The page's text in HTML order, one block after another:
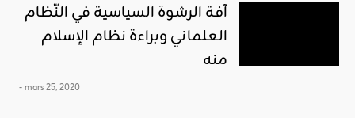
آفة الرشوة السياسية في النّظام
العلماني وبراءة نظام الإسلام
منه
- mars 25, 2020